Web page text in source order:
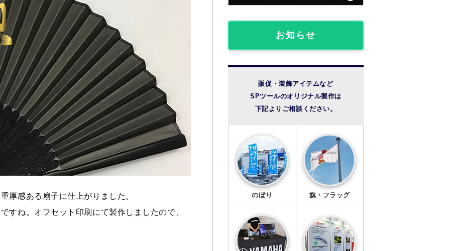
厚感ある扇子に仕上がりました。
すね。オフセット印刷にて製作しましたので、
団体・クラブ事例
ライブ観戦事例
温泉・宿泊施設
その他の事例
フロアマット
椅子カバー
のれん
法被・半纏
風呂敷
手ぬぐい
トートバッグ
幕・シート
お知らせ
販促・装飾アイテムなど
SPツールのオリジナル製作は
下記よりご相談ください。
のぼり 旗・フラッグ